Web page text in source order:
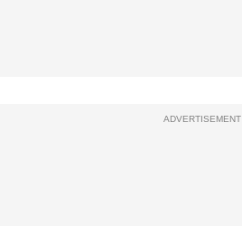
ADVERTISEMENT